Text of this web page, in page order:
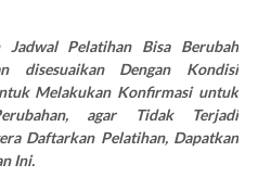
Pelatihan Bisa Berubah
disesuaikan Dengan Kondisi
Melakukan Konfirmasi untuk
agar Tidak Terjadi
Daftarkan Pelatihan, Dapatkan
Ini.